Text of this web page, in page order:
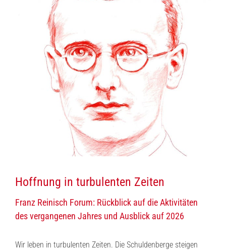
Hoffnung in turbulenten Zeiten
Franz Reinisch Forum: Rückblick auf die Aktivitäten
des vergangenen Jahres und Ausblick auf 2026
Wir leben in turbulenten Zeiten. Die Schuldenberge steigen